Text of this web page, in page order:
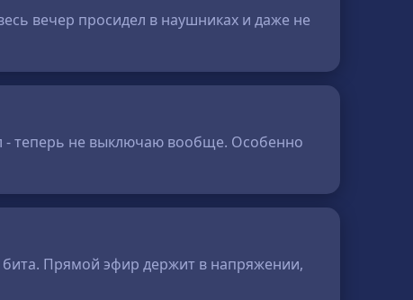
вечер просидел в наушниках и даже не
- теперь не выключаю вообще. Особенно
бита. Прямой эфир держит в напряжении,